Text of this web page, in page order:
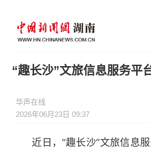
“趣长沙”文旅信息服务平
华声在线
2026年06月23日 09:37
近日，“趣长沙”文旅信息服